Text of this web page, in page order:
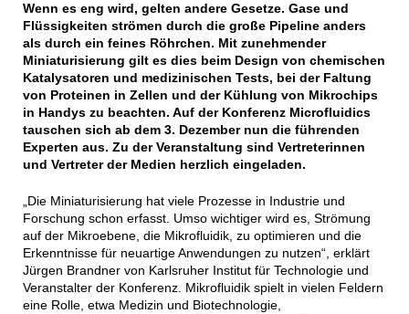
Wenn es eng wird, gelten andere Gesetze. Gase und
Flüssigkeiten strömen durch die große Pipeline anders
als durch ein feines Röhrchen. Mit zunehmender
Miniaturisierung gilt es dies beim Design von chemischen
Katalysatoren und medizinischen Tests, bei der Faltung
von Proteinen in Zellen und der Kühlung von Mikrochips
in Handys zu beachten. Auf der Konferenz Microfluidics
tauschen sich ab dem 3. Dezember nun die führenden
Experten aus. Zu der Veranstaltung sind Vertreterinnen
und Vertreter der Medien herzlich eingeladen.
„Die Miniaturisierung hat viele Prozesse in Industrie und
Forschung schon erfasst. Umso wichtiger wird es, Strömung
auf der Mikroebene, die Mikrofluidik, zu optimieren und die
Erkenntnisse für neuartige Anwendungen zu nutzen“, erklärt
Jürgen Brandner von Karlsruher Institut für Technologie und
Veranstalter der Konferenz. Mikrofluidik spielt in vielen Feldern
eine Rolle, etwa Medizin und Biotechnologie,